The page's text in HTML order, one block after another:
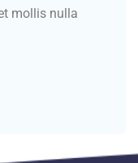
mollis nulla